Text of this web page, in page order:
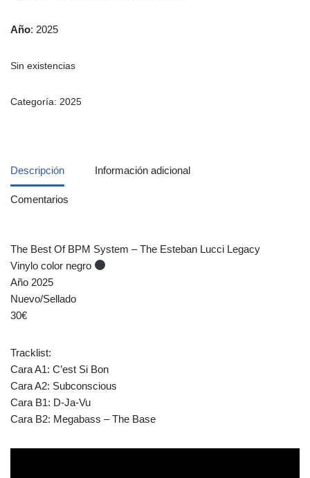
Año: 2025
Sin existencias
Categoría: 2025
Descripción Información adicional
Comentarios
The Best Of BPM System – The Esteban Lucci Legacy
Vinylo color negro
Año 2025
Nuevo/Sellado
30€
Tracklist:
Cara A1: C’est Si Bon
Cara A2: Subconscious
Cara B1: D-Ja-Vu
Cara B2: Megabass – The Base